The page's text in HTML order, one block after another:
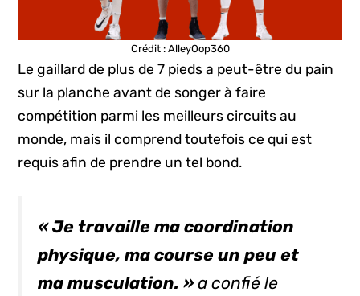
Crédit : AlleyOop360
Le gaillard de plus de 7 pieds a peut-être du pain
sur la planche avant de songer à faire
compétition parmi les meilleurs circuits au
monde, mais il comprend toutefois ce qui est
requis afin de prendre un tel bond.
« Je travaille ma coordination
physique, ma course un peu et
ma musculation. »a confié le